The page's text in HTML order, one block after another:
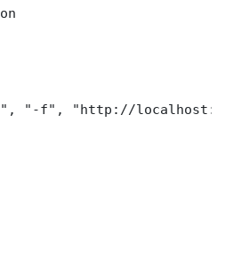
"-f", "http://